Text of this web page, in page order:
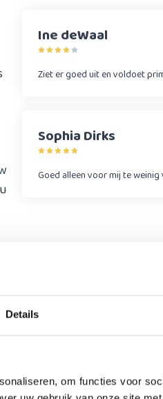
Details
om functies voor
Ine deWaal
Ziet er goed uit en voldoet
Sophia Dirks
Goed alleen voor mij te weinig